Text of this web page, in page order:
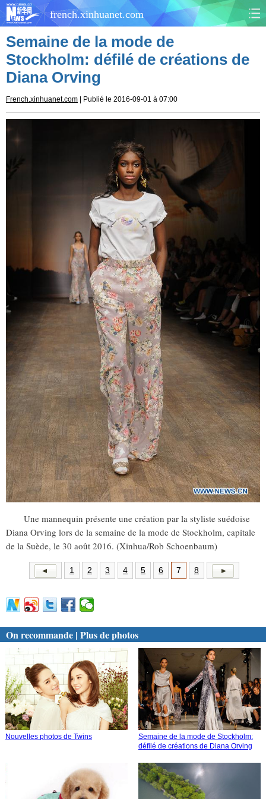
french.xinhuanet.com
CHINE
AFRIQUE
CULTURE
SPORTS
PLANÈTE
TOURISME DOCUMENTS
VIDÉOS
Semaine de la mode de
Stockholm: défilé de créations de
Diana Orving
French.xinhuanet.com | Publié le 2016-09-01 à 07:00
Une mannequin présente une création par la styliste suédoise
Diana Orving lors de la semaine de la mode de Stockholm, capitale
de la Suède, le 30 août 2016. (Xinhua/Rob Schoenbaum)
1 2 3 4 5 6 7 8
On recommande | Plus de photos
Nouvelles photos de Twins
Semaine de la mode de Stockholm:
défilé de créations de Diana Orving